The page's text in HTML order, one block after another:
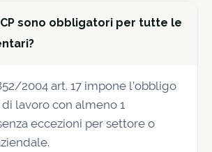
sono obbligatori per tutte le
2004 art. 17 impone l’obbligo
lavoro con almeno 1
eccezioni per settore o